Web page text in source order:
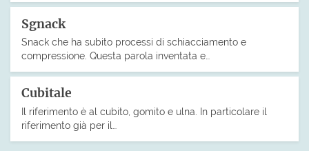
Sgnack
Snack che ha subito processi di schiacciamento e
compressione. Questa parola inventata e…
Cubitale
Il riferimento è al cubito, gomito e ulna. In particolare il
riferimento già per il…